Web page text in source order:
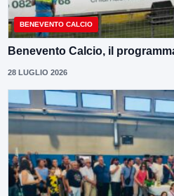
BENEVENTO CALCIO
Benevento Calcio, il
28 LUGLIO 2026